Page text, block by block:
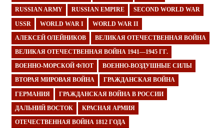
RUSSIAN ARMY RUSSIAN EMPIRE SECOND WORLD WAR
USSR WORLD WAR I WORLD WAR II
АЛЕКСЕЙ ОЛЕЙНИКОВ ВЕЛИКАЯ ОТЕЧЕСТВЕННАЯ ВОЙНА
ВЕЛИКАЯ ОТЕЧЕСТВЕННАЯ ВОЙНА 1941—1945 ГГ.
ВОЕННО-МОРСКОЙ ФЛОТ ВОЕННО-ВОЗДУШНЫЕ СИЛЫ
ВТОРАЯ МИРОВАЯ ВОЙНА ГРАЖДАНСКАЯ ВОЙНА
ГЕРМАНИЯ ГРАЖДАНСКАЯ ВОЙНА В РОССИИ
ДАЛЬНИЙ ВОСТОК КРАСНАЯ АРМИЯ
ОТЕЧЕСТВЕННАЯ ВОЙНА 1812 ГОДА